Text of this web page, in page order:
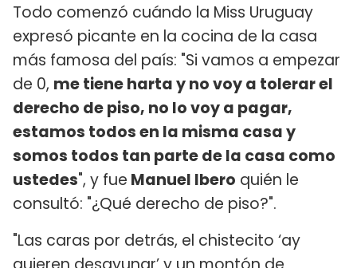
Todo comenzó cuándo la Miss Uruguay
expresó picante en la cocina de la casa
más famosa del país: "Si vamos a empezar
de 0, me tiene harta y no voy a tolerar el
derecho de piso, no lo voy a pagar,
estamos todos en la misma casa y
somos todos tan parte de la casa como
ustedes", y fue Manuel Ibero quién le
consultó: "¿Qué derecho de piso?".
"Las caras por detrás, el chistecito ‘ay